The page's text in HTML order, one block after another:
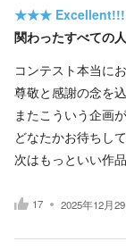
★★★ Excellent!!!
関わったすべての
コンテスト本当に
尊敬と感謝の念を
またこういう企画
どなたかお待ちして
次はもっといい作
17 2025年12月